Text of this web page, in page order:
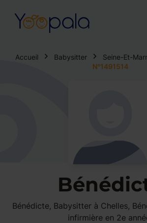
Accueil Babysitter Seine-Et-
N°1491514
Bénédicte, Babysitter à Chelles,
infirmière en 2e